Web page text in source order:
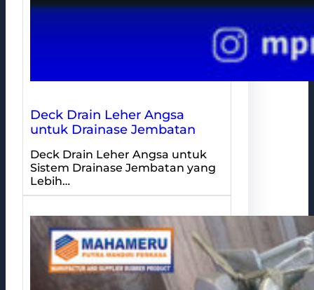
Deck Drain Leher Angsa
untuk Drainase Jembatan
Deck Drain Leher Angsa untuk
Sistem Drainase Jembatan yang
Lebih…